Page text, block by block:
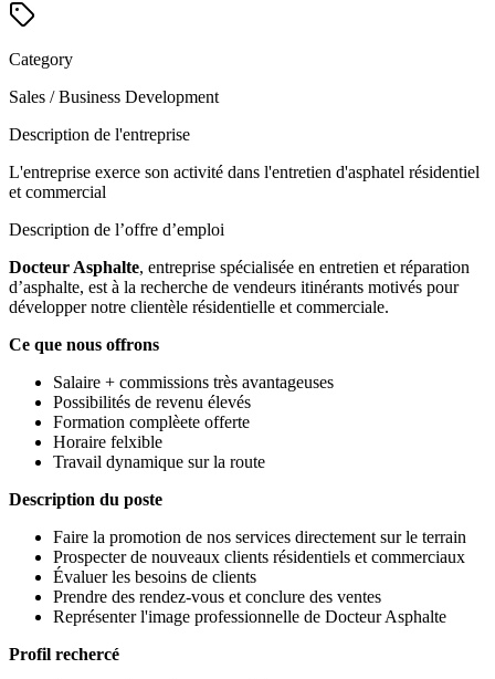
Category
Sales / Business Development
Description de l'entreprise
L'entreprise exerce son activité dans l'entretien d'asphatel résidentiel
et commercial
Description de l’offre d’emploi
Docteur Asphalte, entreprise spécialisée en entretien et réparation
d’asphalte, est à la recherche de vendeurs itinérants motivés pour
développer notre clientèle résidentielle et commerciale.
Ce que nous offrons
Salaire + commissions très avantageuses
Possibilités de revenu élevés
Formation complèete offerte
Horaire felxible
Travail dynamique sur la route
Description du poste
Faire la promotion de nos services directement sur le terrain
Prospecter de nouveaux clients résidentiels et commerciaux
Évaluer les besoins de clients
Prendre des rendez-vous et conclure des ventes
Représenter l'image professionnelle de Docteur Asphalte
Profil rechercé